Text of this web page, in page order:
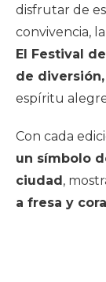
disfrutar de
convivencia,
El Festival
de
espíritu
Con cada
un símbolo
ciudad,
a fresa y